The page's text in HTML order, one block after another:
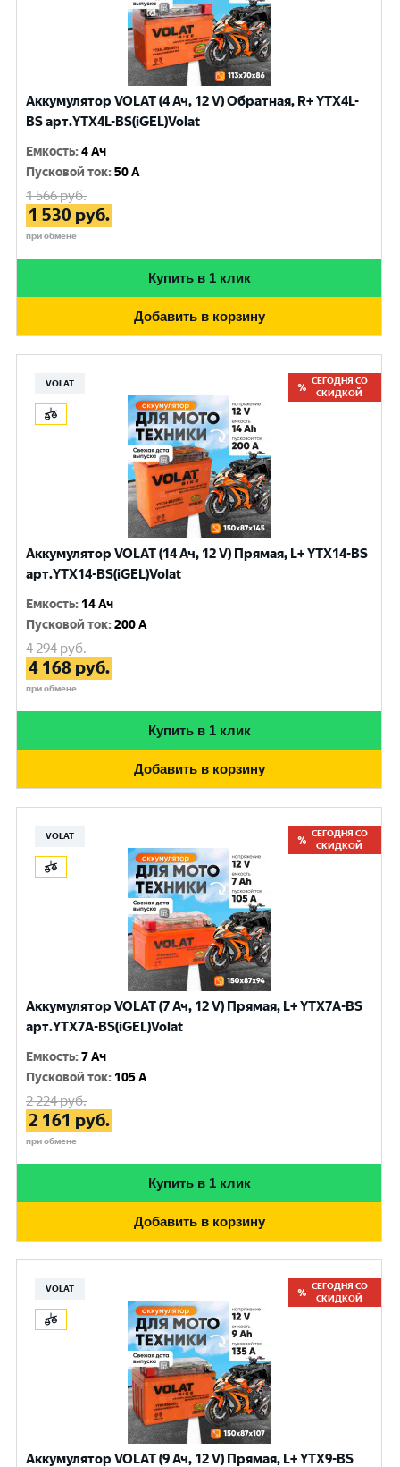
Аккумулятор VOLAT (4 Ач, 12 V) Обратная, R+ YTX4L-
BS арт.YTX4L-BS(iGEL)Volat
Емкость:4 Ач
Пусковой ток:50 A
1 566руб.
1 530 руб.
при обмене
Купить в 1 клик
Добавить в корзину
VOLAT
СЕГОДНЯ СО
СКИДКОЙ
Аккумулятор VOLAT (14 Ач, 12 V) Прямая, L+ YTX14-BS
арт.YTX14-BS(iGEL)Volat
Емкость: 14 Ач
Пусковой ток:200 A
4 294руб.
4 168 руб.
при обмене
Купить в 1 клик
Добавить в корзину
VOLAT
СЕГОДНЯ СО
СКИДКОЙ
Аккумулятор VOLAT (7 Ач, 12 V) Прямая, L+ YTX7A-BS
арт.YTX7A-BS(iGEL)Volat
Емкость:7 Ач
Пусковой ток: 105 A
2 224руб.
2 161 руб.
при обмене
Купить в 1 клик
Добавить в корзину
VOLAT
СЕГОДНЯ СО
СКИДКОЙ
Аккумулятор VOLAT (9 Ач, 12 V) Прямая, L+ YTX9-BS